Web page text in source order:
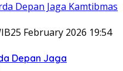
25 February 2026 19:54
Depan Jaga